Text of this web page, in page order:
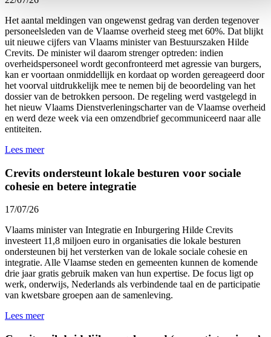
Het aantal meldingen van ongewenst gedrag van derden tegenover
personeelsleden van de Vlaamse overheid steeg met 60%. Dat blijkt
uit nieuwe cijfers van Vlaams minister van Bestuurszaken Hilde
Crevits. De minister wil daarom strenger optreden: indien
overheidspersoneel wordt geconfronteerd met agressie van burgers,
kan er voortaan onmiddellijk en kordaat op worden gereageerd door
het voorval uitdrukkelijk mee te nemen bij de beoordeling van het
dossier van de betrokken persoon. De regeling werd vastgelegd in
het nieuw Vlaams Dienstverleningscharter van de Vlaamse overheid
en werd deze week via een omzendbrief gecommuniceerd naar alle
entiteiten.
Lees meer
Crevits ondersteunt lokale besturen voor sociale
cohesie en betere integratie
17/07/26
Vlaams minister van Integratie en Inburgering Hilde Crevits
investeert 11,8 miljoen euro in organisaties die lokale besturen
ondersteunen bij het versterken van de lokale sociale cohesie en
integratie. Alle Vlaamse steden en gemeenten kunnen de komende
drie jaar gratis gebruik maken van hun expertise. De focus ligt op
werk, onderwijs, Nederlands als verbindende taal en de participatie
van kwetsbare groepen aan de samenleving.
Lees meer